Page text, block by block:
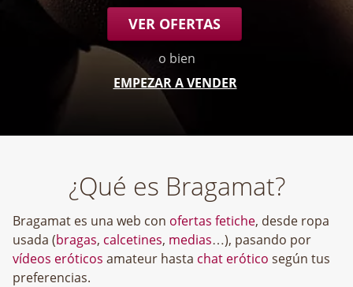
VER OFERTAS
o bien
EMPEZAR A VENDER
¿Qué es Bragamat?
Bragamat es una web con ofertas fetiche, desde ropa
usada (bragas, calcetines, medias…), pasando por
vídeos eróticos amateur hasta chat erótico según tus
preferencias.